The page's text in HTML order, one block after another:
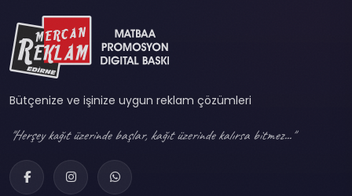
Bütçenize ve işinize uygun reklam çözümleri
"Herşey kağıt üzerinde başlar, kağıt üzerinde kalırsa bitmez..."